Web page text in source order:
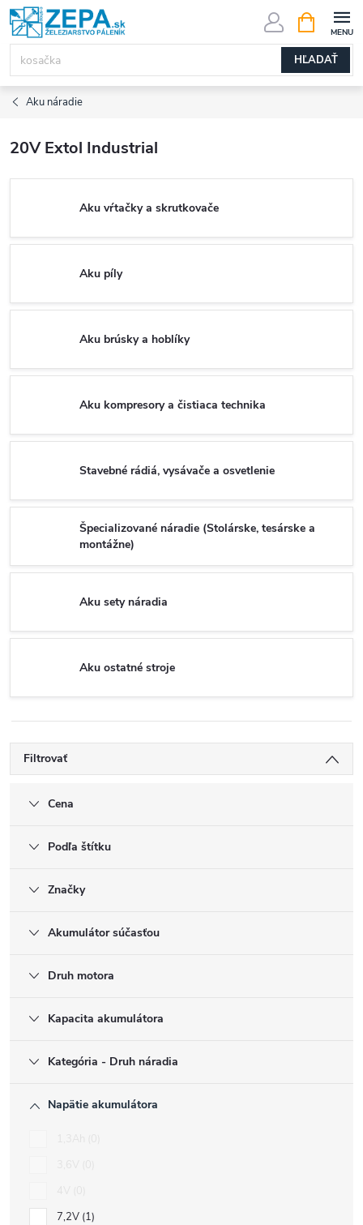
Prejsť
na
obsah
HĽADAŤ
KOŠÍK
Aku náradie
20V Extol Industrial
Aku vŕtačky a skrutkovače
Aku píly
Aku brúsky a hoblíky
Aku kompresory a čistiaca technika
Stavebné rádiá, vysávače a osvetlenie
Špecializované náradie (Stolárske, tesárske a
montážne)
Aku sety náradia
Aku ostatné stroje
Filtrovať
Cena
Podľa štítku
Značky
Akumulátor súčasťou
Druh motora
Kapacita akumulátora
Kategória - Druh náradia
Napätie akumulátora
7,2V 1